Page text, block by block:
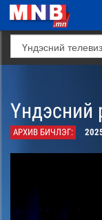
Үндэсний
АРХИВ БИЧЛЭГ: